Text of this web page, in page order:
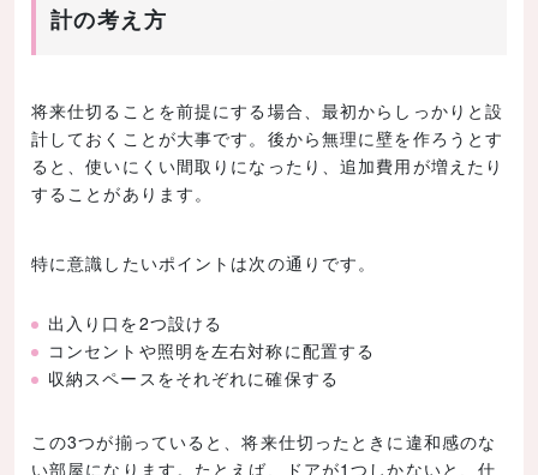
計の考え方
将来仕切ることを前提にする場合、最初からしっかりと設
計しておくことが大事です。後から無理に壁を作ろうとす
ると、使いにくい間取りになったり、追加費用が増えたり
することがあります。
特に意識したいポイントは次の通りです。
出入り口を2つ設ける
コンセントや照明を左右対称に配置する
収納スペースをそれぞれに確保する
この3つが揃っていると、将来仕切ったときに違和感のな
い部屋になります。たとえば、ドアが1つしかないと、仕